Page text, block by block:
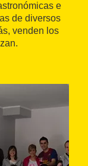
e
de diversos
venden los